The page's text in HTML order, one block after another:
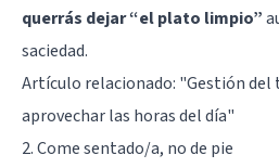
querrás dejar “el plato limpio”
saciedad.
Artículo relacionado: "Gestión del
aprovechar las horas del día"
2. Come sentado/a, no de pie